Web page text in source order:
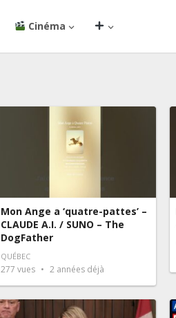
Cinéma
Mon Ange a ‘quatre-pattes’ –
CLAUDE A.I. / SUNO – The
DogFather
QUÉBEC
277 vues 2 années déjà